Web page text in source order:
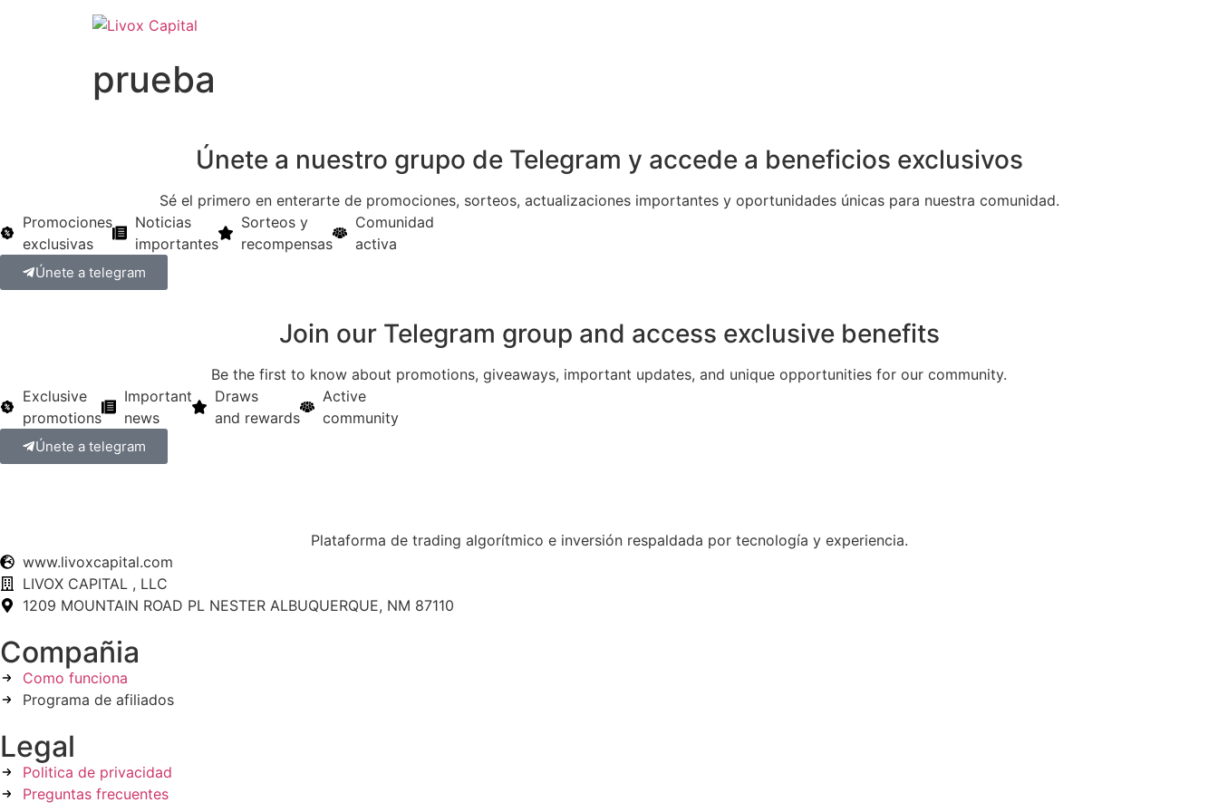
prueba
Únete a nuestro grupo de Telegram y accede a beneficios exclusivos
Sé el primero en enterarte de promociones, sorteos, actualizaciones importantes y oportunidades únicas para nuestra comunidad.
Promociones
exclusivas
Noticias
importantes
Sorteos y
recompensas
Comunidad
activa
Únete a telegram
Join our Telegram group and access exclusive benefits
Be the first to know about promotions, giveaways, important updates, and unique opportunities for our community.
Exclusive
promotions
Important
news
Draws
and rewards
Active
community
Únete a telegram
Plataforma de trading algorítmico e inversión respaldada por tecnología y experiencia.
www.livoxcapital.com
LIVOX CAPITAL , LLC
1209 MOUNTAIN ROAD PL NESTER ALBUQUERQUE, NM 87110
Compañia
Como funciona
Programa de afiliados
Legal
Politica de privacidad
Preguntas frecuentes